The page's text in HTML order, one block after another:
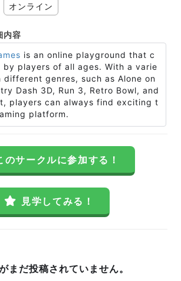
オンライン
内容
is an online playground that c
by players of all ages. With a varie
different genres, such as Alone on
Dash 3D, Run 3, Retro Bowl, and
players can always find exciting t
platform.
のサークルに参加する！
見学してみる！
まだ投稿されていません。